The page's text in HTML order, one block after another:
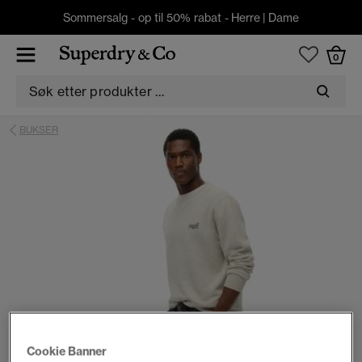
Sommersalg - op til 50% rabat - Herre | Dame
0
BUKSER
Cookie Banner